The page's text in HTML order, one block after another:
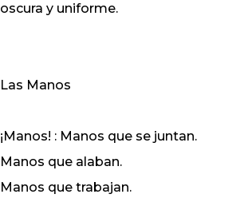
oscura y uniforme.
Las Manos
¡Manos! : Manos que se juntan.
Manos que alaban.
Manos que trabajan.